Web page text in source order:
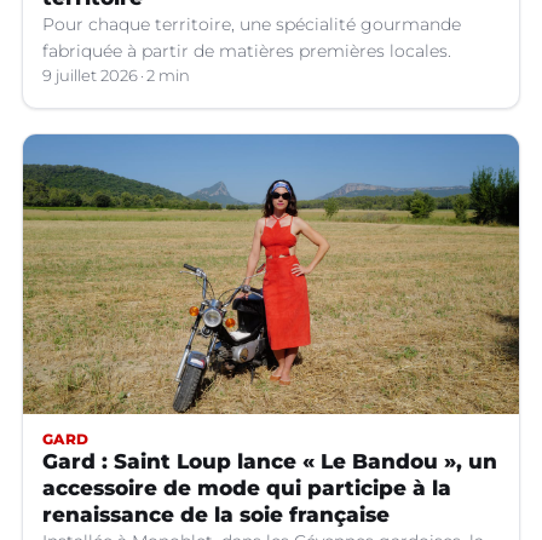
Pour chaque territoire, une spécialité gourmande
fabriquée à partir de matières premières locales.
9 juillet 2026 2 min
GARD
Gard : Saint Loup lance « Le Bandou », un
accessoire de mode qui participe à la
renaissance de la soie française